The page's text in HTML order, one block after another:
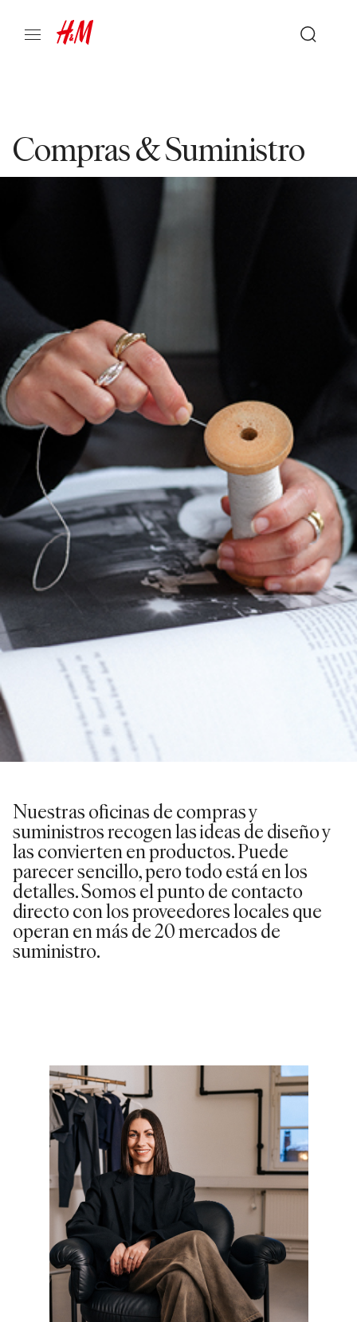
Compras & Suministro
Nuestras oficinas de compras y
suministros recogen las ideas de diseño y
las convierten en productos. Puede
parecer sencillo, pero todo está en los
detalles. Somos el punto de contacto
directo con los proveedores locales que
operan en más de 20 mercados de
suministro.